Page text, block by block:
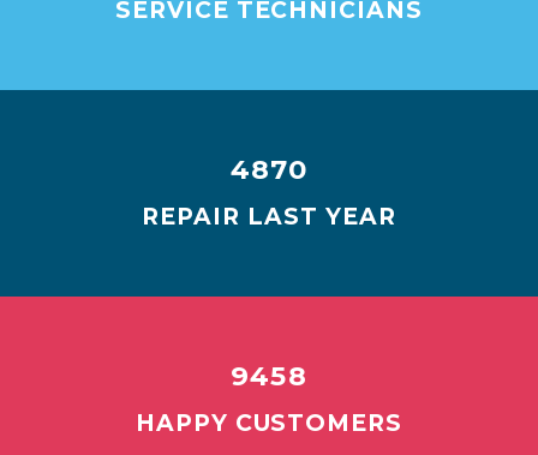
SERVICE TECHNICIANS
4870
REPAIR LAST YEAR
9458
HAPPY CUSTOMERS